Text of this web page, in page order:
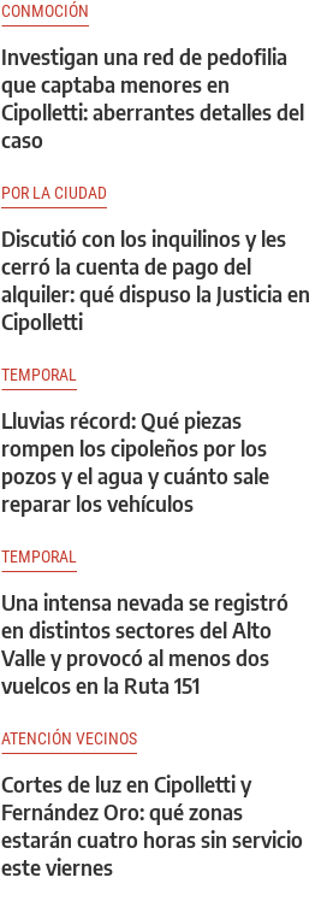
CONMOCIÓN
Investigan una red de pedofilia
que captaba menores en
Cipolletti: aberrantes detalles del
caso
POR LA CIUDAD
Discutió con los inquilinos y les
cerró la cuenta de pago del
alquiler: qué dispuso la Justicia en
Cipolletti
TEMPORAL
Lluvias récord: Qué piezas
rompen los cipoleños por los
pozos y el agua y cuánto sale
reparar los vehículos
TEMPORAL
Una intensa nevada se registró
en distintos sectores del Alto
Valle y provocó al menos dos
vuelcos en la Ruta 151
ATENCIÓN VECINOS
Cortes de luz en Cipolletti y
Fernández Oro: qué zonas
estarán cuatro horas sin servicio
este viernes